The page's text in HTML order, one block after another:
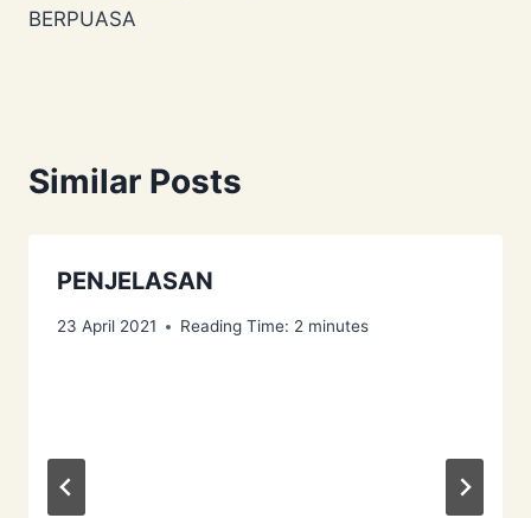
BERPUASA
Similar Posts
PENJELASAN
23 April 2021 Reading Time: 2 minutes